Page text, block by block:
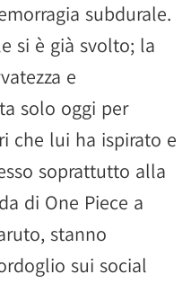
subdurale.
si è già svolto; la
e
solo oggi per
che lui ha ispirato e
soprattutto alla
di One Piece a
stanno
sui social